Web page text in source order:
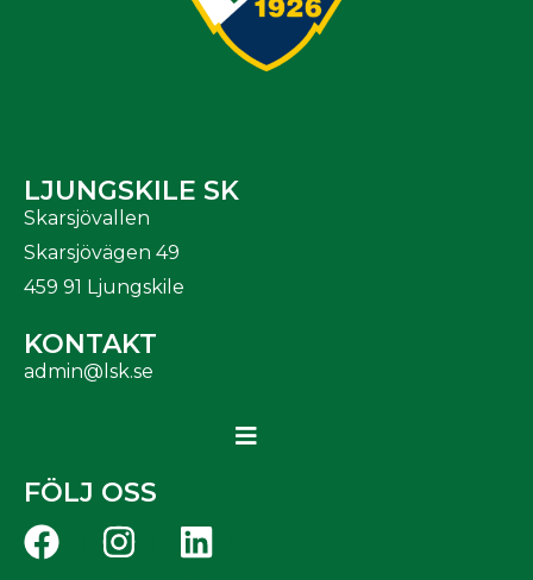
LJUNGSKILE SK
Skarsjövallen
Skarsjövägen 49
459 91 Ljungskile
KONTAKT
admin@lsk.se
FÖLJ OSS